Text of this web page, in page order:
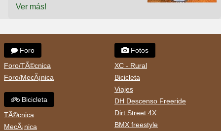
Ver más!
Foro
Foro/TÃ©cnica
Foro/MecÃ¡nica
Bicicleta
TÃ©cnica
MecÃ¡nica
Fotos
XC - Rural
Bicicleta
Viajes
DH Descenso Freeride
Dirt Street 4X
BMX freestyle